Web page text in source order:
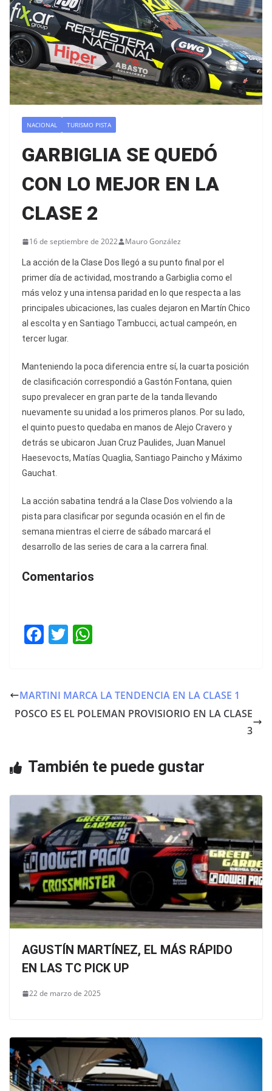
NACIONAL TURISMO PISTA
GARBIGLIA SE QUEDÓ
CON LO MEJOR EN LA
CLASE 2
16 de septiembre de 2022 Mauro González
La acción de la Clase Dos llegó a su punto final por el
primer día de actividad, mostrando a Garbiglia como el
más veloz y una intensa paridad en lo que respecta a las
principales ubicaciones, las cuales dejaron en Martín Chico
al escolta y en Santiago Tambucci, actual campeón, en
tercer lugar.
Manteniendo la poca diferencia entre sí, la cuarta posición
de clasificación correspondió a Gastón Fontana, quien
supo prevalecer en gran parte de la tanda llevando
nuevamente su unidad a los primeros planos. Por su lado,
el quinto puesto quedaba en manos de Alejo Cravero y
detrás se ubicaron Juan Cruz Paulides, Juan Manuel
Haesevocts, Matías Quaglia, Santiago Paincho y Máximo
Gauchat.
La acción sabatina tendrá a la Clase Dos volviendo a la
pista para clasificar por segunda ocasión en el fin de
semana mientras el cierre de sábado marcará el
desarrollo de las series de cara a la carrera final.
Comentarios
F
e
b
k
T
er s
A
MARTINI MARCA LA TENDENCIA EN LA CLASE 1
POSCO ES EL POLEMAN PROVISIORIO EN LA CLASE
3
También te puede gustar
AGUSTÍN MARTÍNEZ, EL MÁS RÁPIDO
EN LAS TC PICK UP
22 de marzo de 2025